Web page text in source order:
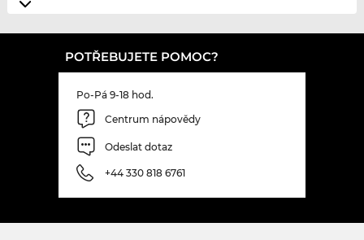
POTŘEBUJETE POMOC?
Po-Pá 9-18 hod.
Centrum nápovědy
Odeslat dotaz
+44 330 818 6761